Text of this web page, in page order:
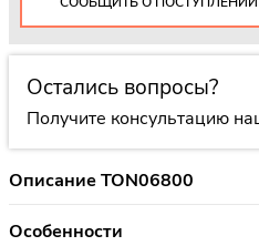
Остались вопросы?
Получите консультацию
Описание TON06800
Особенности